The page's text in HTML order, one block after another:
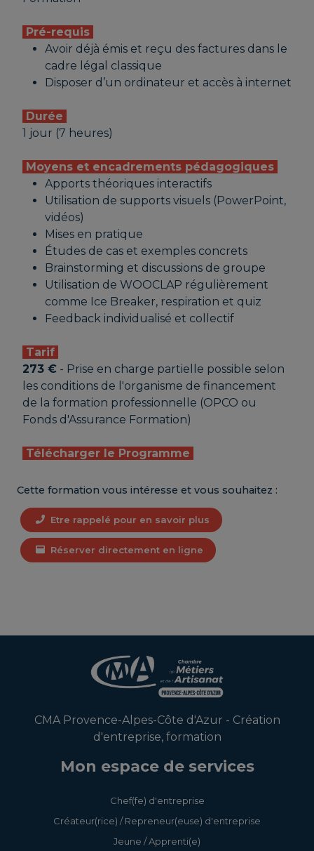
Pré-requis
Avoir déjà émis et reçu des factures dans le
cadre légal classique
Disposer d’un ordinateur et accès à internet
Durée
1 jour (7 heures)
Moyens et encadrements pédagogiques
Apports théoriques interactifs
Utilisation de supports visuels (PowerPoint,
vidéos)
Mises en pratique
Études de cas et exemples concrets
Brainstorming et discussions de groupe
Utilisation de WOOCLAP régulièrement
comme Ice Breaker, respiration et quiz
Feedback individualisé et collectif
Tarif
273 € - Prise en charge partielle possible selon
les conditions de l'organisme de financement
de la formation professionnelle (OPCO ou
Fonds d'Assurance Formation)
Télécharger le Programme
Cette formation vous intéresse et vous souhaitez :
Etre rappelé pour en savoir plus
Réserver directement en ligne
CMA Provence-Alpes-Côte d'Azur - Création
d'entreprise, formation
Mon espace de services
Chef(fe) d'entreprise
Créateur(rice) / Repreneur(euse) d'entreprise
Jeune / Apprenti(e)